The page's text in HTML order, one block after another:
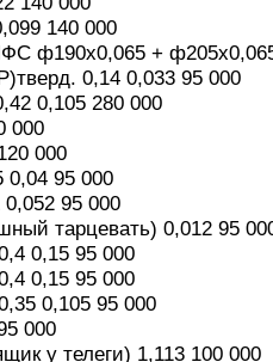
140 000
ф190х0,065 +
0,14 0,033 95 000
0,105 280 000
000
000
0,04 95 000
0,052 95 000
тарцевать) 0,012 95
0,15 95 000
0,15 95 000
0,105 95 000
000
у телеги) 1,113 100 000